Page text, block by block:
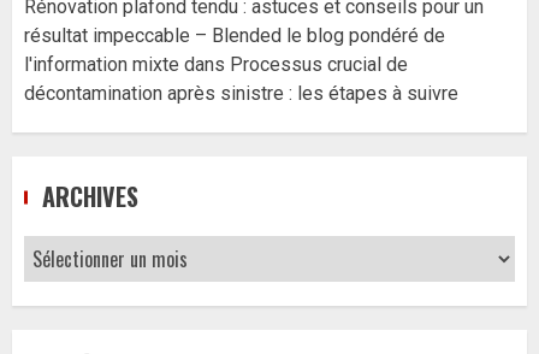
Rénovation plafond tendu : astuces et conseils pour un
résultat impeccable – Blended le blog pondéré de
l'information mixte dans Processus crucial de
décontamination après sinistre : les étapes à suivre
ARCHIVES
Archives